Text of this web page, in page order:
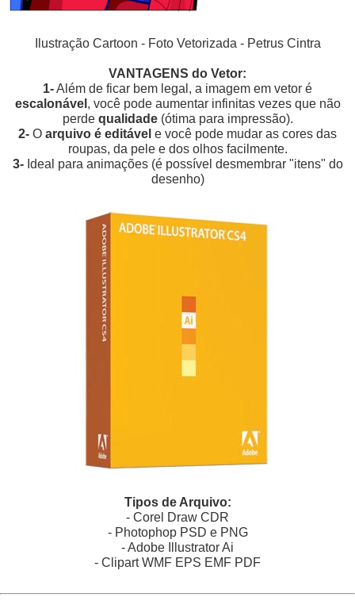
Ilustração Cartoon - Foto Vetorizada - Petrus Cintra
VANTAGENS do Vetor:
1-Além de ficar bem legal, a imagem em vetor é
escalonável, você pode aumentar infinitas vezes que não
perdequalidade (ótima para impressão).
2- O arquivo é editável e você pode mudar as cores das
roupas, da pele e dos olhos facilmente.
3-Ideal para animações (é possível desmembrar "itens" do
desenho)
Tipos de Arquivo:
- Corel Draw CDR
- Photophop PSD e PNG
- Adobe Illustrator Ai
- Clipart WMF EPS EMF PDF